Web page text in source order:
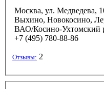
Москва, ул. Медведева,
Выхино, Новокосино,
ВАО/Косино-Ухтомский
+7 (495) 780-88-86
Отзывы: 2